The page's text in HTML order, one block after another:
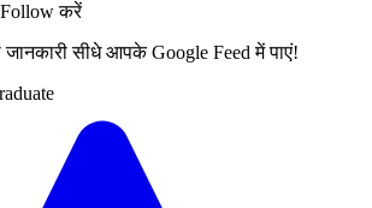
Follow करें
जानकारी सीधे आपके Google Feed में पाएं!